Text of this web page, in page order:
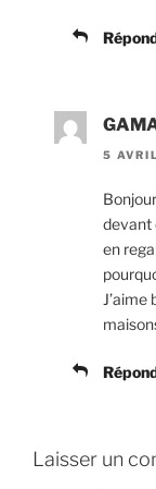
5
devant
en
Laisser un